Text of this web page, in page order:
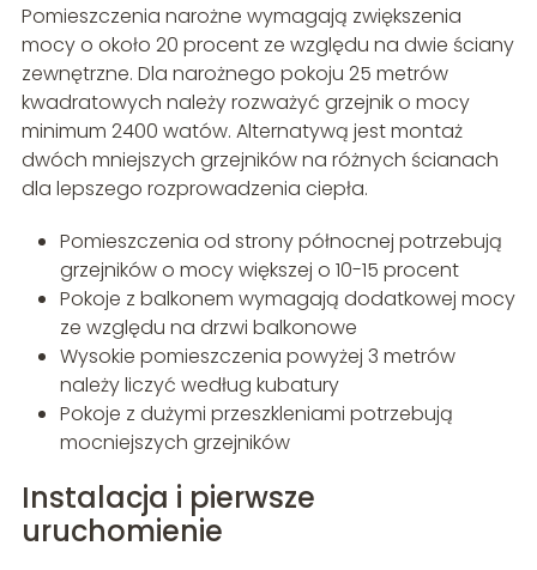
Pomieszczenia narożne wymagają zwiększenia
mocy o około 20 procent ze względu na dwie ściany
zewnętrzne. Dla narożnego pokoju 25 metrów
kwadratowych należy rozważyć grzejnik o mocy
minimum 2400 watów. Alternatywą jest montaż
dwóch mniejszych grzejników na różnych ścianach
dla lepszego rozprowadzenia ciepła.
Pomieszczenia od strony północnej potrzebują
grzejników o mocy większej o 10-15 procent
Pokoje z balkonem wymagają dodatkowej mocy
ze względu na drzwi balkonowe
Wysokie pomieszczenia powyżej 3 metrów
należy liczyć według kubatury
Pokoje z dużymi przeszkleniami potrzebują
mocniejszych grzejników
Instalacja i pierwsze
uruchomienie